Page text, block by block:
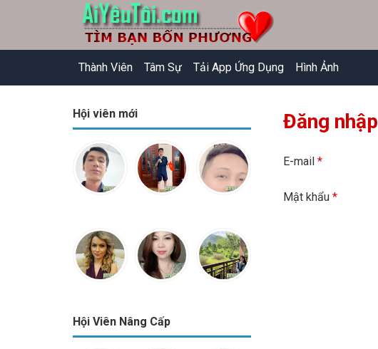
Thành Viên Tâm Sự Tải App Ứng Dụng Hình Ảnh
Hội viên mới
Hội Viên Nâng Cấp
Đăng nhập
E-mail *
Mật khẩu *